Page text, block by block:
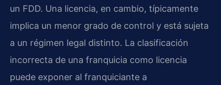
un FDD. Una licencia, en cambio, típicamente
implica un menor grado de control y está sujeta
a un régimen legal distinto. La clasificación
incorrecta de una franquicia como licencia
puede exponer al franquiciante a